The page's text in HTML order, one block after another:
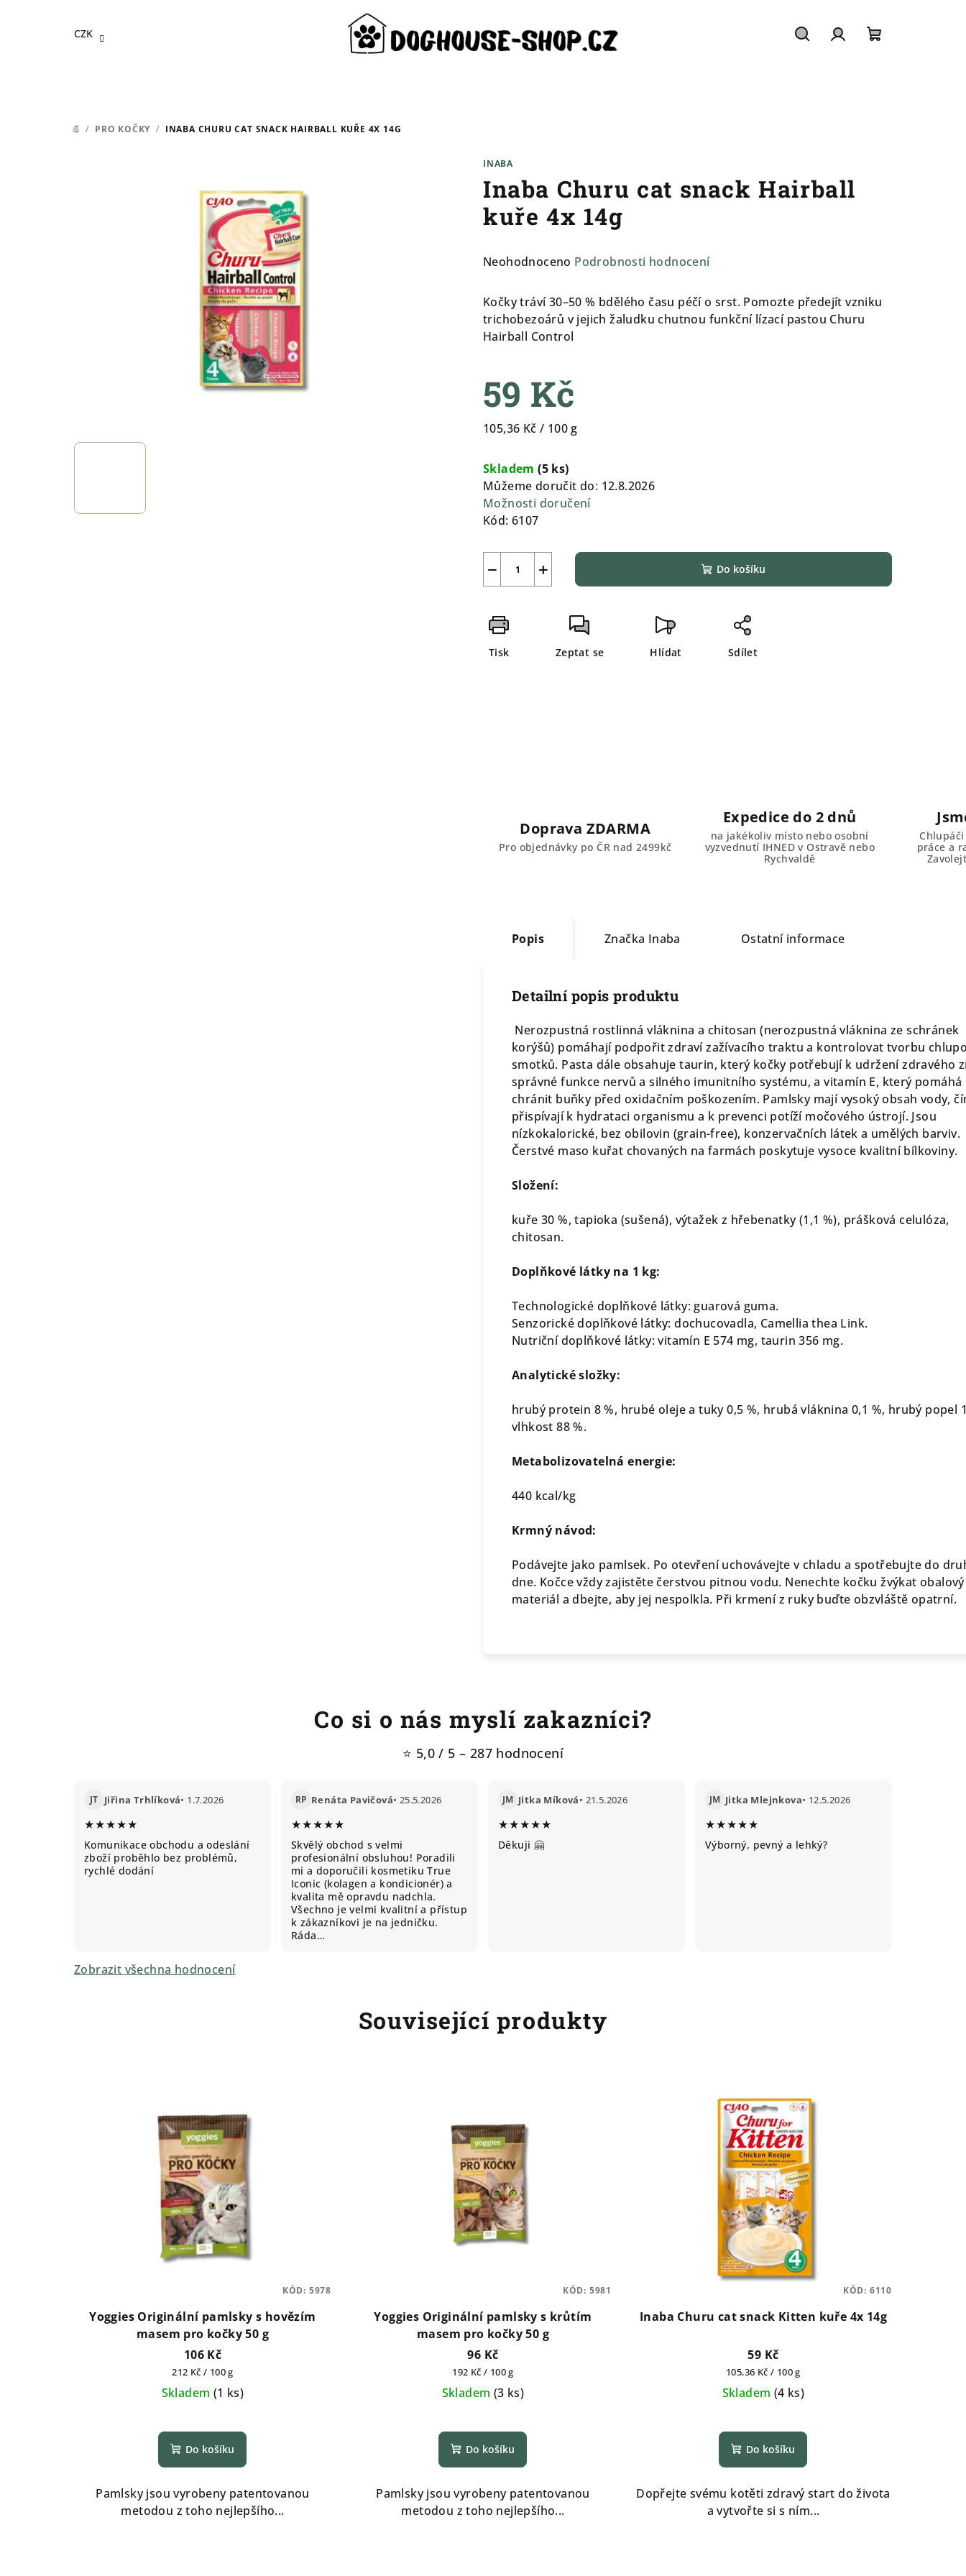
CZK
DOMŮ
/ PRO KOČKY / INABA CHURU CAT SNACK HAIRBALL KUŘE 4X 14G
INABA
Inaba Churu cat snack Hairball
kuře 4x 14g
Průměrné
produktu
je
0,0
hvězdiček.
Neohodnoceno Podrobnosti hodnocení
Kočky tráví 30–50 % bdělého času péčí o srst. Pomozte předejít vzniku
trichobezoárů v jejich žaludku chutnou funkční lízací pastou Churu
Hairball Control
59 Kč
Měrná
105,36 Kč / 100 g
Skladem(5 ks)
Můžeme doručit do: 12.8.2026
Možnosti doručení
Kód: 6107
+
− Do košíku
Tisk Zeptat se Hlídat Sdílet
Doprava ZDARMA
Pro objednávky po ČR nad 2499kč
Expedice do 2 dnů
na jakékoliv místo nebo osobní
vyzvednutí IHNED v Ostravě nebo
Rychvaldě
práce a
Popis Značka Inaba Ostatní informace
Detailní popis produktu
Nerozpustná rostlinná vláknina a chitosan (nerozpustná vláknina ze schránek
korýšů) pomáhají podpořit zdraví zažívacího traktu a kontrolovat tvorbu
smotků. Pasta dále obsahuje taurin, který kočky potřebují k udržení zdravého
správné funkce nervů a silného imunitního systému, a vitamín E, který pomáhá
chránit buňky před oxidačním poškozením. Pamlsky mají vysoký obsah vody,
přispívají k hydrataci organismu a k prevenci potíží močového ústrojí. Jsou
nízkokalorické, bez obilovin (grain-free), konzervačních látek a umělých barviv.
Čerstvé maso kuřat chovaných na farmách poskytuje vysoce kvalitní bílkoviny.
Složení:
kuře 30 %, tapioka (sušená), výtažek z hřebenatky (1,1 %), prášková celulóza,
chitosan.
Doplňkové látky na 1 kg:
Technologické doplňkové látky: guarová guma.
Senzorické doplňkové látky: dochucovadla, Camellia thea Link.
Nutriční doplňkové látky: vitamín E 574 mg, taurin 356 mg.
Analytické složky:
hrubý protein 8 %, hrubé oleje a tuky 0,5 %, hrubá vláknina 0,1 %, hrubý popel
vlhkost 88 %.
Metabolizovatelná energie:
440 kcal/kg
Krmný návod:
Podávejte jako pamlsek. Po otevření uchovávejte v chladu a spotřebujte do
dne. Kočce vždy zajistěte čerstvou pitnou vodu. Nenechte kočku žvýkat obalový
materiál a dbejte, aby jej nespolkla. Při krmení z ruky buďte obzvláště opatrní.
Co si o nás myslí zakazníci?
⭐ 5,0 / 5 – 287 hodnocení
JT Jiřina Trhlíková• 1.7.2026
★★★★★
Komunikace obchodu a odeslání
zboží proběhlo bez problémů,
rychlé dodání
RP Renáta Pavičová• 25.5.2026
★★★★★
Skvělý obchod s velmi
profesionální obsluhou! Poradili
mi a doporučili kosmetiku True
Iconic (kolagen a kondicionér) a
kvalita mě opravdu nadchla.
Všechno je velmi kvalitní a přístup
k zákazníkovi je na jedničku.
Ráda…
JM Jitka Míková• 21.5.2026
★★★★★
Děkuji 🤗
JM Jitka Mlejnkova• 12.5.2026
★★★★★
Výborný, pevný a lehký?
Zobrazit všechna hodnocení
Související produkty
Yoggies Originální pamlsky s hovězím
masem pro kočky 50 g
106 Kč
Měrná
cena:
212 Kč / 100 g
Skladem (1 ks)
Do košíku
Pamlsky jsou vyrobeny patentovanou
metodou z toho nejlepšího...
KÓD: 5978
Yoggies Originální pamlsky s krůtím
masem pro kočky 50 g
96 Kč
Měrná
cena:
192 Kč / 100 g
Skladem (3 ks)
Do košíku
Pamlsky jsou vyrobeny patentovanou
metodou z toho nejlepšího...
KÓD: 5981
Inaba Churu cat snack Kitten kuře 4x 14g
59 Kč
Měrná
cena:
105,36 Kč / 100 g
Skladem (4 ks)
Do košíku
Dopřejte svému kotěti zdravý start do života
a vytvořte si s ním...
KÓD: 6110